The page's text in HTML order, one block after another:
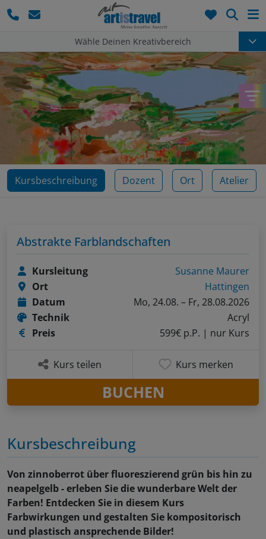
Wähle Deinen Kreativbereich
Kursbeschreibung Dozent Ort Atelier
Kursbeschreibung
Von zinnoberrot über fluoreszierend grün bis hin zu
neapelgelb - erleben Sie die wunderbare Welt der
Farben! Entdecken Sie in diesem Kurs
Farbwirkungen und gestalten Sie kompositorisch
und plastisch ansprechende Bilder!
Abstrakte Farblandschaften
Kursleitung
Susanne Maurer
Ort
Hattingen
Datum
Mo, 24.08. – Fr, 28.08.2026
Technik
Acryl
Preis
599€ p.P. | nur Kurs
Kurs teilen Kurs merken
BUCHEN